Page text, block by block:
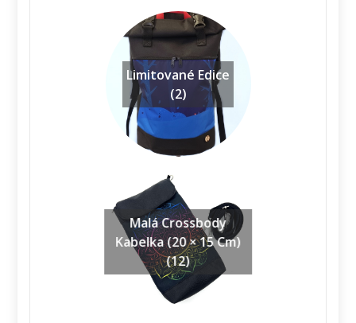
Limitované Edice
(2)
Malá Crossbody
Kabelka (20 × 15 Cm)
(12)